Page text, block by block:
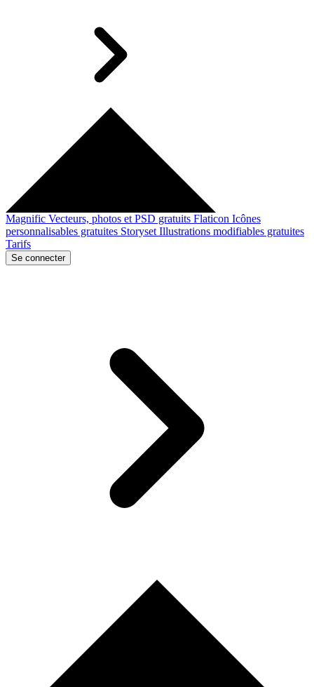
Magnific Vecteurs, photos et PSD gratuits Flaticon Icônes
personnalisables gratuites Storyset Illustrations modifiables gratuites
Tarifs
Se connecter